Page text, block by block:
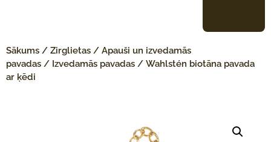
Sākums / Zirglietas / Apauši un izvedamās
pavadas / Izvedamās pavadas / Wahlstén biotāna pavada
ar ķēdi